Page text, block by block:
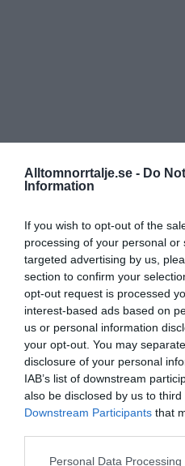
Alltomnorrtalje.se - Do
Information
If you wish to opt-out of the
processing of your personal
targeted advertising by us,
section to confirm your
opt-out request is processed
interest-based ads based on
us or personal information
your opt-out. You may
disclosure of your personal
IAB’s list of downstream
also be disclosed by us to
Downstream Participants that
Personal Data